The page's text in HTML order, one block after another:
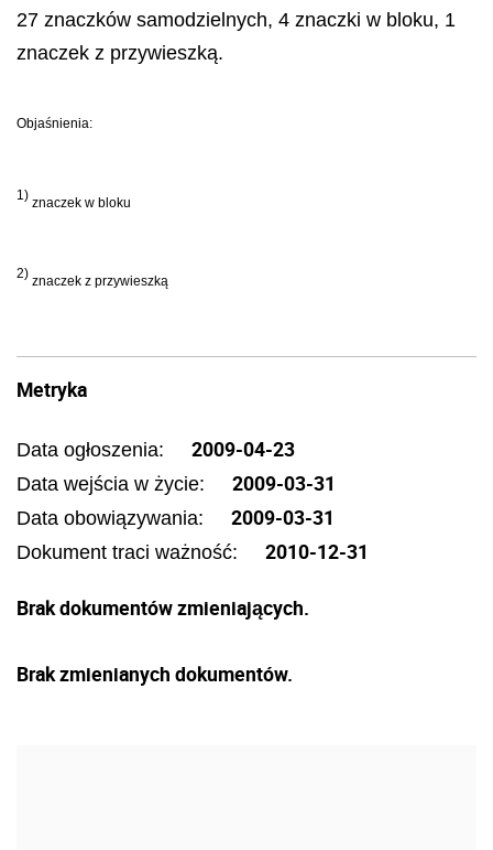
27 znaczków samodzielnych, 4 znaczki w bloku, 1
znaczek z przywieszką.
Objaśnienia:
1) znaczek w bloku
2) znaczek z przywieszką
Metryka
Data ogłoszenia: 2009-04-23
Data wejścia w życie: 2009-03-31
Data obowiązywania: 2009-03-31
Dokument traci ważność: 2010-12-31
Brak dokumentów zmieniających.
Brak zmienianych dokumentów.